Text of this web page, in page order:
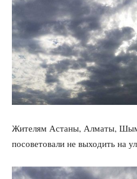
Жителям Астаны, Алматы,
посоветовали не выходить на